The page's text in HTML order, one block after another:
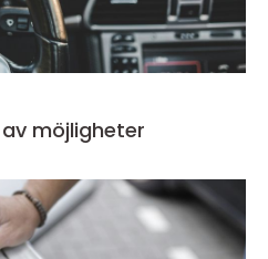
möjligheter